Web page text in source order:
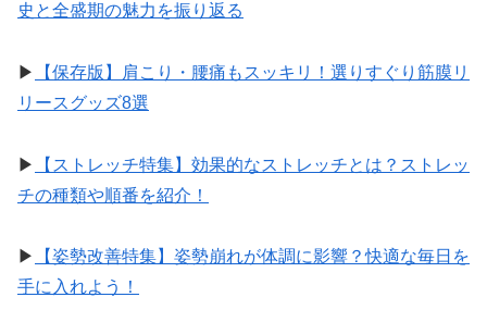
史と全盛期の魅力を振り返る
▶︎
【保存版】肩こり・腰痛もスッキリ！選りすぐり筋膜リ
リースグッズ8選
▶︎
【ストレッチ特集】効果的なストレッチとは？ストレッ
チの種類や順番を紹介！
▶︎
【姿勢改善特集】姿勢崩れが体調に影響？快適な毎日を
手に入れよう！